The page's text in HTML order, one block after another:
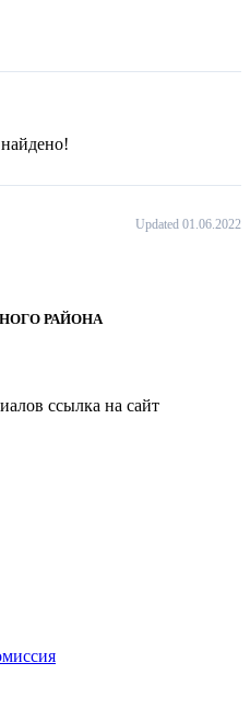
Updated 01.06.2022
РАЙОНА
ссылка на сайт